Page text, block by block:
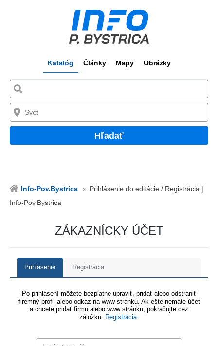
Katalóg Články Mapy Obrázky
Hľadať
Info-Pov.Bystrica
Prihlásenie do editácie / Registrácia |
Info-Pov.Bystrica
ZÁKAZNÍCKY ÚČET
Prihlásenie Registrácia
Po prihlásení môžete bezplatne upraviť, pridať alebo odstrániť
firemný profil alebo odkaz na www stránku. Ak ešte nemáte účet
a chcete pridať firmu alebo www stránku, pokračujte cez
záložku. Registrácia.